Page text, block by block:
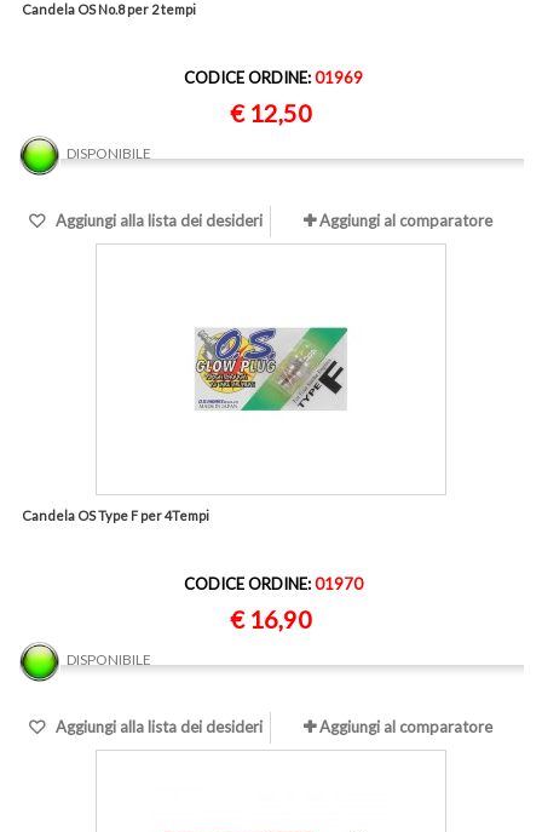
Candela OS No.8 per 2 tempi
CODICE ORDINE:01969
€ 12,50
DISPONIBILE
Aggiungi alla lista dei desideri Aggiungi al comparatore
Candela OS Type F per 4Tempi
CODICE ORDINE:01970
€ 16,90
DISPONIBILE
Aggiungi alla lista dei desideri Aggiungi al comparatore